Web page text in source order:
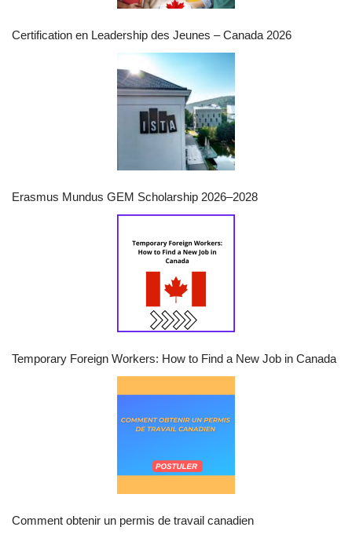
Certification en Leadership des Jeunes – Canada 2026
Erasmus Mundus GEM Scholarship 2026–2028
Temporary Foreign Workers: How to Find a New Job in Canada
Comment obtenir un permis de travail canadien